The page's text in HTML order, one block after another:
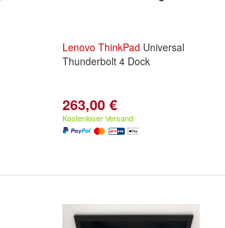
Lenovo ThinkPad Universal
Thunderbolt 4 Dock
263,00 €
Kostenloser Versand